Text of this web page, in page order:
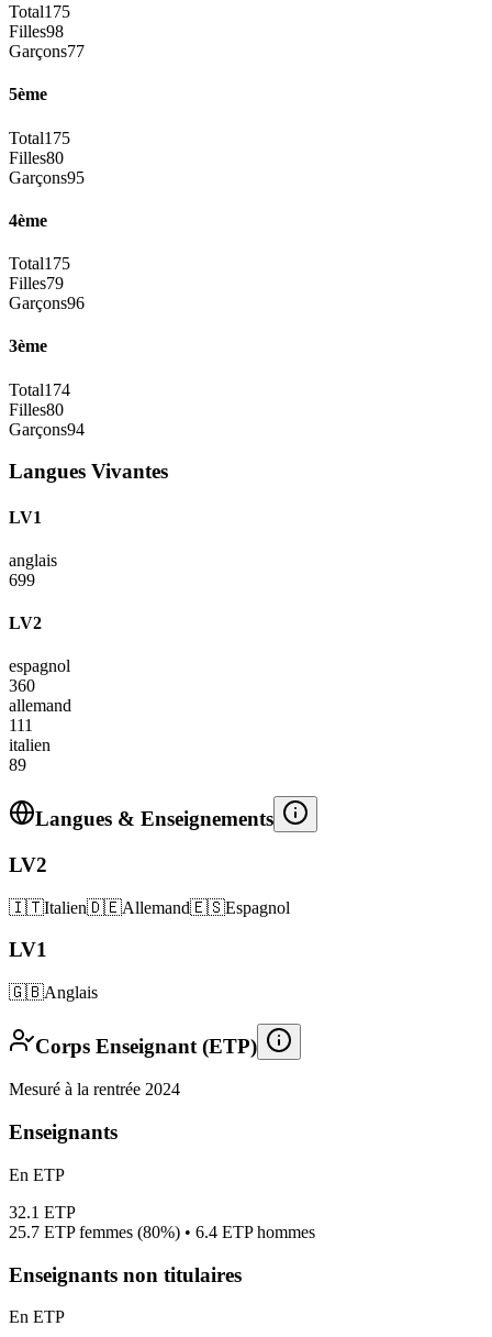
Total175
Filles98
Garçons77
5ème
Total175
Filles80
Garçons95
4ème
Total175
Filles79
Garçons96
3ème
Total174
Filles80
Garçons94
Langues Vivantes
LV1
anglais
699
LV2
espagnol
360
allemand
111
italien
89
Langues & Enseignements
LV2
🇮🇹Italien🇩🇪Allemand🇪🇸Espagnol
LV1
🇬🇧Anglais
Corps Enseignant (ETP)
Mesuré à la rentrée 2024
Enseignants
En ETP
32.1 ETP
25.7 ETP femmes (80%) • 6.4 ETP hommes
Enseignants non titulaires
En ETP